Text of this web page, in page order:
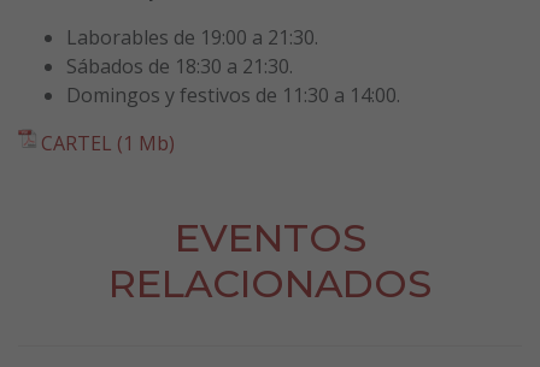
Laborables de 19:00 a 21:30.
Sábados de 18:30 a 21:30.
Domingos y festivos de 11:30 a 14:00.
CARTEL (1 Mb)
EVENTOS
RELACIONADOS